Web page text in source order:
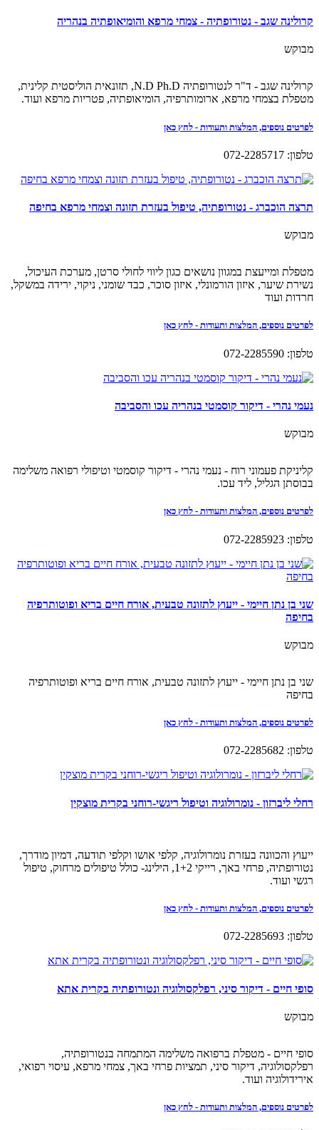
קרולינה שגב - נטורופתיה - צמחי מרפא והומיאופתיה בנהריה
מבוקש
קרולינה שגב - ד"ר לנטורופתיה N.D Ph.D, תזונאית הוליסטית קלינית,
מטפלת בצמחי מרפא, ארומותרפיה, הומיאופתיה, פטריות מרפא ועוד.
לפרטים נוספים, המלצות ותעודות - לחץ כאן
טלפון: 072-2285717
תרצה הוכברג - נטורופתיה, טיפול בעזרת תזונה וצמחי מרפא בחיפה
מבוקש
מטפלת ומייעצת במגוון נושאים כגון ליווי לחולי סרטן, מערכת העיכול,
נשירת שיער, איזון הורמונלי, איזון סוכר, כבד שומני, ניקוי, ירידה במשקל,
חרדות ועוד
לפרטים נוספים, המלצות ותעודות - לחץ כאן
טלפון: 072-2285590
נעמי נהרי - דיקור קוסמטי בנהריה עכו והסביבה
מבוקש
קליניקת פעמוני רוח - נעמי נהרי - דיקור קוסמטי וטיפולי רפואה משלימה
בבוסתן הגליל, ליד עכו.
לפרטים נוספים, המלצות ותעודות - לחץ כאן
טלפון: 072-2285923
שני בן נתן חיימי - ייעוץ לתזונה טבעית, אורח חיים בריא ופוטותרפיה
בחיפה
מבוקש
שני בן נתן חיימי - ייעוץ לתזונה טבעית, אורח חיים בריא ופוטותרפיה
בחיפה
לפרטים נוספים, המלצות ותעודות - לחץ כאן
טלפון: 072-2285682
רחלי ליברזון - נומרולוגיה וטיפול ריגשי-רוחני בקרית מוצקין
ייעוץ והכוונה בעזרת נומרולוגיה, קלפי אושו וקלפי תודעה, דמיון מודרך,
נטורופתיה, פרחי באך, רייקי 1+2, הילינג- כולל טיפולים מרחוק, טיפול
רגשי ועוד.
לפרטים נוספים, המלצות ותעודות - לחץ כאן
טלפון: 072-2285693
סופי חיים - דיקור סיני, רפלקסולוגיה ונטורופתיה בקרית אתא
מבוקש
סופי חיים - מטפלת ברפואה משלימה המתמחה בנטורופתיה,
רפלקסולוגיה, דיקור סיני, תמציות פרחי באך, צמחי מרפא, עיסוי רפואי,
אירידולוגיה ועוד.
לפרטים נוספים, המלצות ותעודות - לחץ כאן